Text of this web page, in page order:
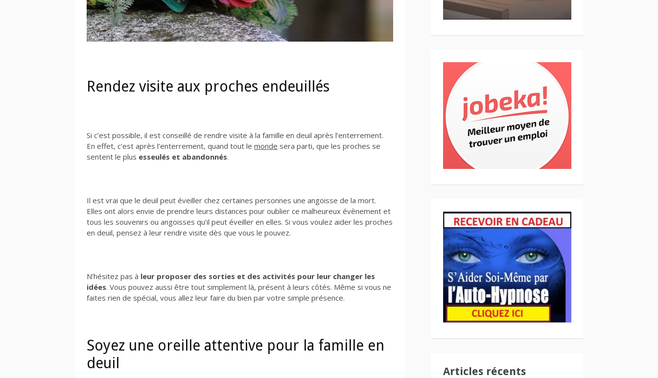
Rendez visite aux proches endeuillés
Si c’est possible, il est conseillé de rendre visite à la famille en deuil après l’enterrement.
En effet, c’est après l’enterrement, quand tout le monde sera parti, que les proches se
sentent le plus esseulés et abandonnés.
Il est vrai que le deuil peut éveiller chez certaines personnes une angoisse de la mort.
Elles ont alors envie de prendre leurs distances pour oublier ce malheureux évènement et
tous les souvenirs ou angoisses qu’il peut éveiller en elles. Si vous voulez aider les proches
en deuil, pensez à leur rendre visite dès que vous le pouvez.
N’hésitez pas à leur proposer des sorties et des activités pour leur changer les
idées. Vous pouvez aussi être tout simplement là, présent à leurs côtés. Même si vous ne
faites rien de spécial, vous allez leur faire du bien par votre simple présence.
Soyez une oreille attentive pour la famille en
deuil
Articles récents